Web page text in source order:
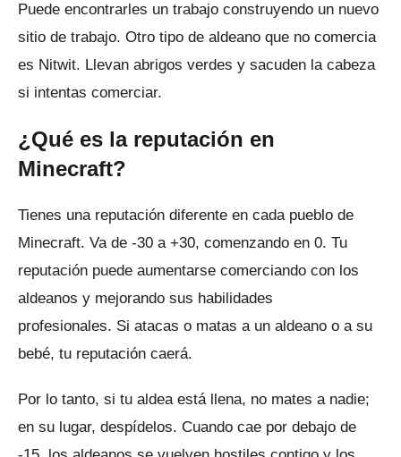
Puede encontrarles un trabajo construyendo un nuevo
sitio de trabajo. Otro tipo de aldeano que no comercia
es Nitwit. Llevan abrigos verdes y sacuden la cabeza
si intentas comerciar.
¿Qué es la reputación en
Minecraft?
Tienes una reputación diferente en cada pueblo de
Minecraft. Va de -30 a +30, comenzando en 0. Tu
reputación puede aumentarse comerciando con los
aldeanos y mejorando sus habilidades
profesionales. Si atacas o matas a un aldeano o a su
bebé, tu reputación caerá.
Por lo tanto, si tu aldea está llena, no mates a nadie;
en su lugar, despídelos. Cuando cae por debajo de